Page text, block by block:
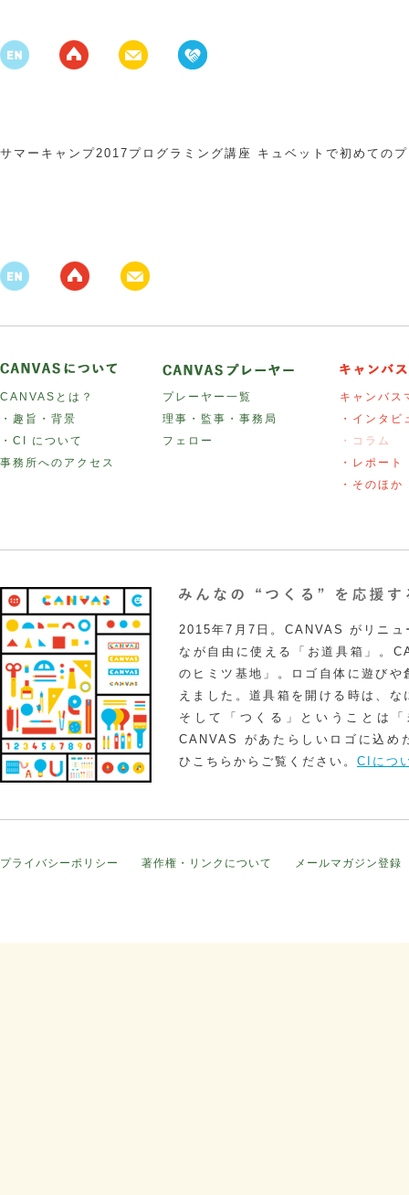
サマーキャンプ2017プログラミング講座 キュベットで初めての
CANVASとは？
・趣旨・背景
・CI について
事務所へのアクセス
プレーヤー一覧
理事・監事・事務局
フェロー
キャンバス
・インタビ
・コラム
・レポート
・そのほか
2015年7月7日。CANVAS がリニュ
なが自由に使える「お道具箱」。
のヒミツ基地」。ロゴ自体に遊び
えました。道具箱を開ける時は、
そして「つくる」ということは
CANVAS があたらしいロゴに込め
ひこちらからご覧ください。 CIにつ
プライバシーポリシー 著作権・リンクについて メールマガジン登録